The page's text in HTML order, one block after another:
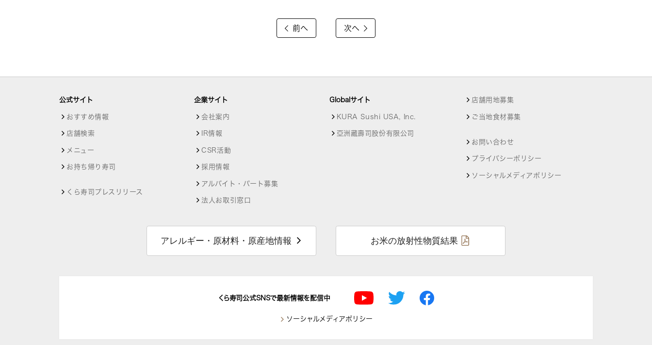
前へ 次へ
公式サイト
おすすめ情報
店舗検索
メニュー
お持ち帰り寿司
くら寿司プレスリリース
企業サイト
会社案内
IR情報
CSR活動
採用情報
アルバイト・パート募集
法人お取引窓口
Globalサイト
KURA Sushi USA, Inc.
亞洲藏壽司股份有限公司
店舗用地募集
ご当地食材募集
お問い合わせ
プライバシーポリシー
ソーシャルメディアポリシー
アレルギー・原材料・原産地情報 お米の放射性物質結果
くら寿司公式SNSで最新情報を配信中
ソーシャルメディアポリシー